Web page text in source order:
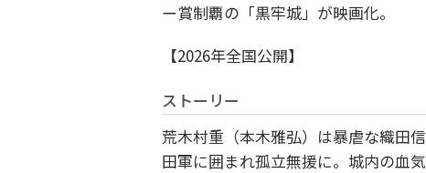
ー賞制覇の「黒牢城」が映画化。
【2026年全国公開】
ストーリー
荒木村重（本木雅弘）は暴虐な織田
田軍に囲まれ孤立無援に。城内の血